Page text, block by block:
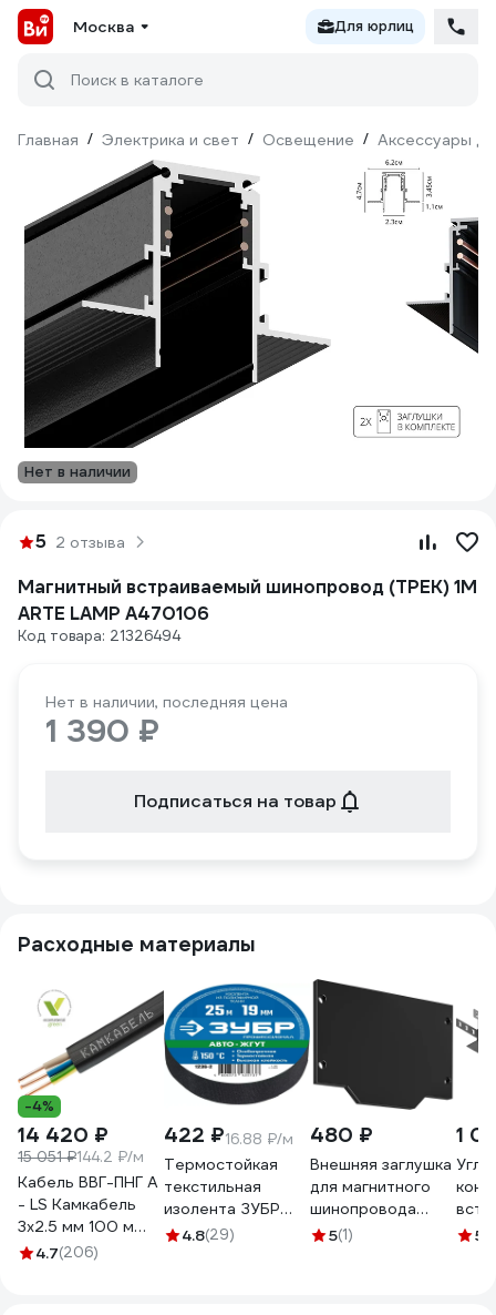
Москва Для юрлиц
Поиск в каталоге
Главная / Электрика и свет / Освещение / Аксессуары
Нет в наличии
5 2 отзыва
Магнитный встраиваемый шинопровод (ТРЕК) 1М
ARTE LAMP A470106
Код товара: 21326494
Нет в наличии, последняя цена
1 390 ₽
Подписаться на товар
Расходные материалы
-4%
14 420 ₽
15 051 ₽144.2 ₽/м
Кабель ВВГ-ПНГ А
- LS Камкабель
3x2.5 мм 100 м
ГОСТ
4.7(206)
422 ₽16.88 ₽/м
Термостойкая
текстильная
изолента ЗУБР
Авто-Жгут 19 мм х
4.8(29)
480 ₽
Внешняя заглушка
для магнитного
шинопровода
ARTE LAMP LINEA
5(1)
1
5